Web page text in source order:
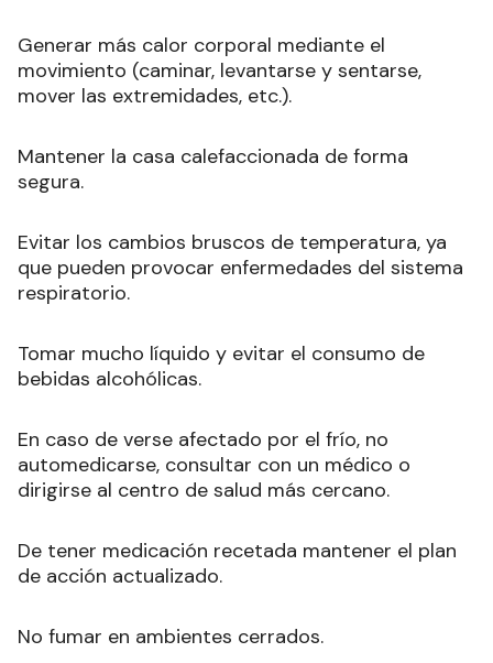
Generar más calor corporal mediante el
movimiento (caminar, levantarse y sentarse,
mover las extremidades, etc.).
Mantener la casa calefaccionada de forma
segura.
Evitar los cambios bruscos de temperatura, ya
que pueden provocar enfermedades del sistema
respiratorio.
Tomar mucho líquido y evitar el consumo de
bebidas alcohólicas.
En caso de verse afectado por el frío, no
automedicarse, consultar con un médico o
dirigirse al centro de salud más cercano.
De tener medicación recetada mantener el plan
de acción actualizado.
No fumar en ambientes cerrados.